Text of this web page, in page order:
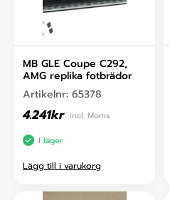
MB GLE Coupe C292,
AMG replika fotbrädor
Artikelnr: 65378
4.241kr incl. Moms
I lager
Lägg till i varukorg